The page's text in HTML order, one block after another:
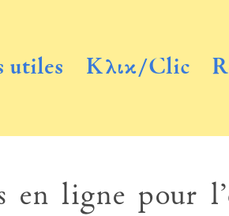
utiles Κλικ/Clic
en ligne pour